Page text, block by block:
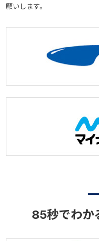
願いします。
85秒でわか